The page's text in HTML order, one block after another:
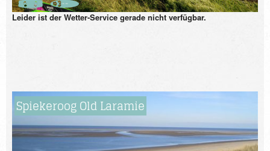
Spiekeroog Old Laramie